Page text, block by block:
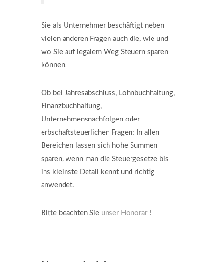
Sie als Unternehmer beschäftigt neben
vielen anderen Fragen auch die, wie und
wo Sie auf legalem Weg Steuern sparen
können.
Ob bei Jahresabschluss, Lohnbuchhaltung,
Finanzbuchhaltung,
Unternehmensnachfolgen oder
erbschaftsteuerlichen Fragen: In allen
Bereichen lassen sich hohe Summen
sparen, wenn man die Steuergesetze bis
ins kleinste Detail kennt und richtig
anwendet.
Bitte beachten Sie unser Honorar!